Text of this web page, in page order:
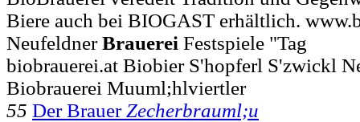
Biere auch bei BIOGAST erhältlich.
NeufeldnerBrauerei Festspiele "Tag
biobrauerei.at Biobier S'hopferl S'zwickl
Biobrauerei Muuml;hlviertler
55 Der BrauerZecherbrauml;u